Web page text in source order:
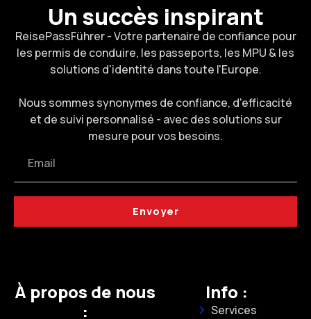
Un succès inspirant
ReisePassFührer - Votre partenaire de confiance pour
les permis de conduire, les passeports, les MPU & les
solutions d'identité dans toute l'Europe.
Nous sommes synonymes de confiance, d'efficacité
et de suivi personnalisé - avec des solutions sur
mesure pour vos besoins.
Envoyer
À propos de nous
:
Info :
Services